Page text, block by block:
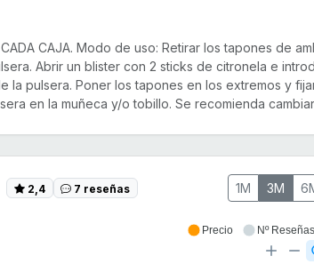
CADA CAJA. Modo de uso: Retirar los tapones de
Abrir un blister con 2 sticks de citronela e
la pulsera. Poner los tapones en los extremos y
en la muñeca y/o tobillo. Se recomienda
2,4 7 reseñas 1M 3M
Precio Nº Reseñas